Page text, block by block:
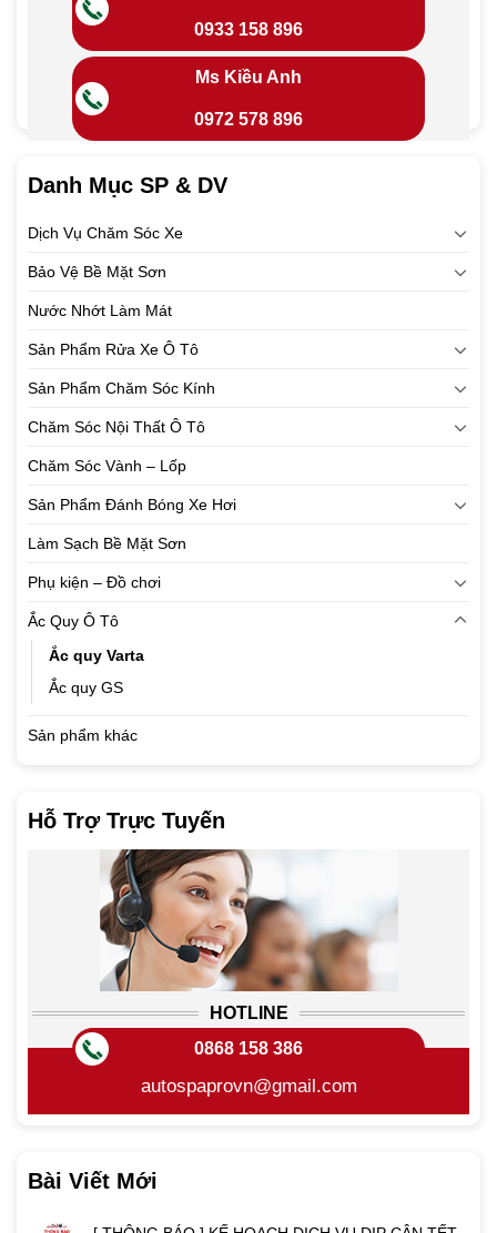
0933 158 896
Ms Kiều Anh
0972 578 896
Danh Mục SP & DV
Dịch Vụ Chăm Sóc Xe
Bảo Vệ Bề Mặt Sơn
Nước Nhớt Làm Mát
Sản Phẩm Rửa Xe Ô Tô
Sản Phẩm Chăm Sóc Kính
Chăm Sóc Nội Thất Ô Tô
Chăm Sóc Vành – Lốp
Sản Phẩm Đánh Bóng Xe Hơi
Làm Sạch Bề Mặt Sơn
Phụ kiện – Đồ chơi
Ắc Quy Ô Tô
Ắc quy Varta
Ắc quy GS
Sản phẩm khác
Hỗ Trợ Trực Tuyến
HOTLINE
0868 158 386
autospaprovn@gmail.com
Bài Viết Mới